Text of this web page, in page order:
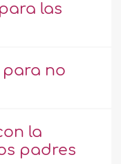
las
para no
la
padres